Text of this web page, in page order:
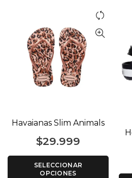
Havaianas Slim Animals
$29.999
SELECCIONAR
OPCIONES